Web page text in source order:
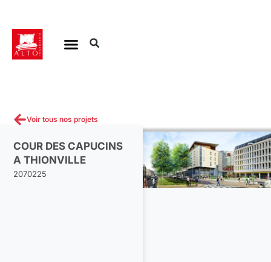
contenu
Voir tous nos projets
COUR DES CAPUCINS
A THIONVILLE
2070225